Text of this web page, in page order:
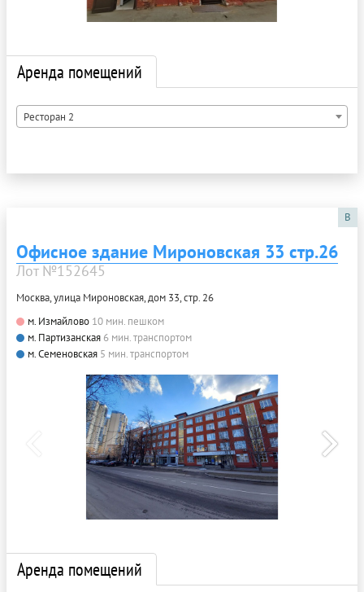
Аренда помещений
Ресторан 2
B
Офисное здание Мироновская 33 стр.26
Лот №152645
Москва, улица Мироновская, дом 33, стр. 26
м. Измайлово 10 мин. пешком
м. Партизанская 6 мин. транспортом
м. Семеновская 5 мин. транспортом
Аренда помещений